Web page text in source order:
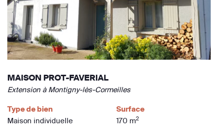
MAISON PROT-FAVERIAL
Extension à Montigny-lès-Cormeilles
Type de bien
Maison individuelle
Surface
170 m2